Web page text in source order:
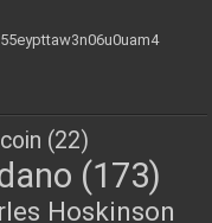
(22)
(173)
Hoskinson